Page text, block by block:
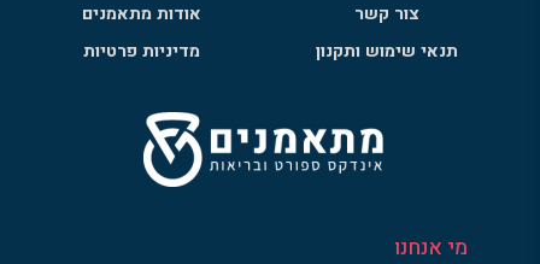
צור קשר
אודות מתאמנים
תנאי שימוש ותקנון
מדיניות פרטיות
מי אנחנו